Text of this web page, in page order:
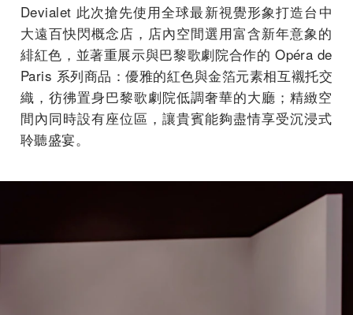
Devialet 此次搶先使用全球最新視覺形象打造台中
大遠百快閃概念店， 店內空間選用富含新年意象的
緋紅色， 並著重展示與巴黎歌劇院合作的 Opéra de
Paris 系列商品：優雅的紅色與金箔元素相互襯托交
織， 彷彿置身巴黎歌劇院低調奢華的大廳；精緻空
間內同時設有座位區， 讓貴賓能夠盡情享受沉浸式
聆聽盛宴。